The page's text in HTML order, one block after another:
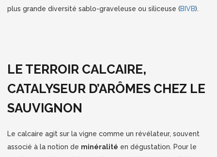
plus grande diversité sablo-graveleuse ou siliceuse (BIVB).
LE TERROIR CALCAIRE,
CATALYSEUR D’ARÔMES CHEZ LE
SAUVIGNON
Le calcaire agit sur la vigne comme un révélateur, souvent
associé à la notion de minéralité en dégustation. Pour le